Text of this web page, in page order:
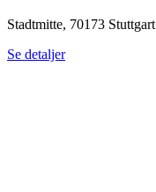
Stadtmitte, 70173 Stuttgart
Se detaljer